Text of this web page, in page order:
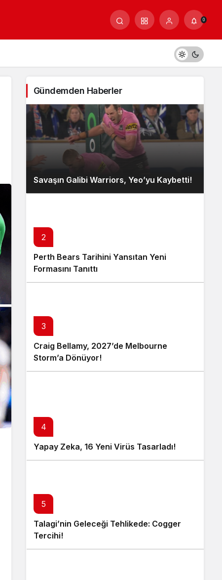
0
Gündemden Haberler
Savaşın Galibi Warriors, Yeo’yu Kaybetti!
2
Perth Bears Tarihini Yansıtan Yeni
Formasını Tanıttı
3
Craig Bellamy, 2027’de Melbourne
Storm’a Dönüyor!
4
Yapay Zeka, 16 Yeni Virüs Tasarladı!
5
Talagi’nin Geleceği Tehlikede: Cogger
Tercihi!